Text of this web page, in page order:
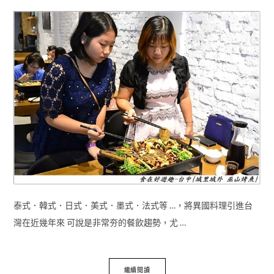
泰式．韓式．日式．美式．墨式．法式等 …，將異國料理引進台
灣在近幾年來 可說是非常夯的餐飲趨勢，尤 …
繼續閱讀